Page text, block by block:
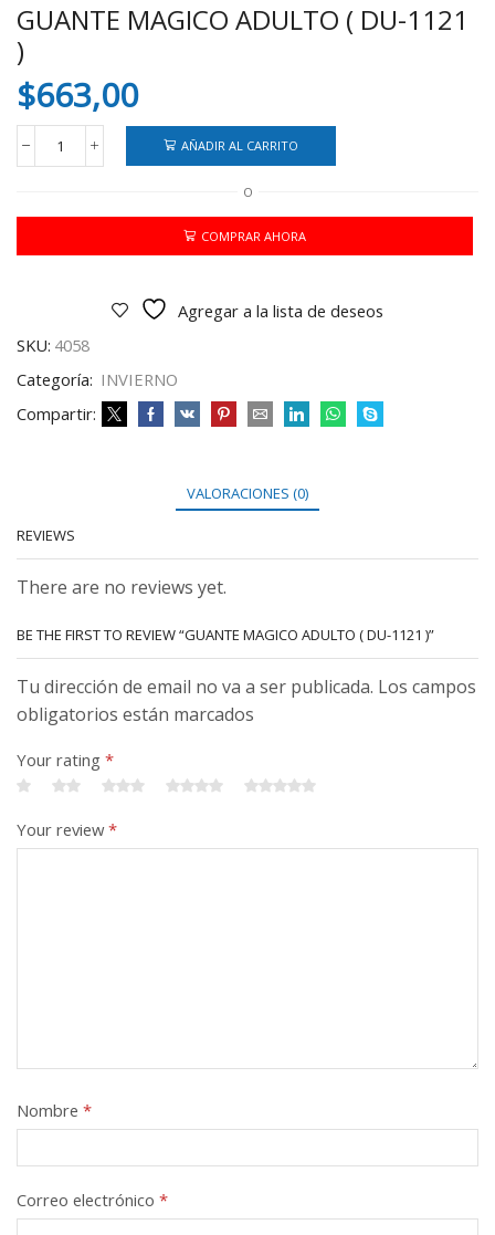
GUANTE MAGICO ADULTO ( DU-1121
)
$663,00
GUANTE
MAGICO
(
1121
AÑADIR AL CARRITO
O
COMPRAR AHORA
Agregar a la lista de deseos
SKU: 4058
Categoría: INVIERNO
Compartir:
VALORACIONES (0)
REVIEWS
There are no reviews yet.
BE THE FIRST TO REVIEW “GUANTE MAGICO ADULTO ( DU-1121 )”
Tu dirección de email no va a ser publicada. Los campos
obligatorios están marcados
Your rating *
Your review*
Nombre *
Correo electrónico *